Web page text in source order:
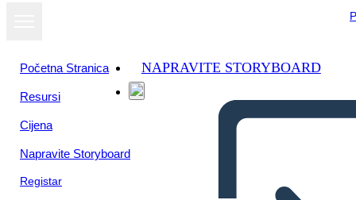
Početna Stranica
Resursi
Cijena
Napravite Storyboard
Registar
NAPRAVITE STORYBOARD